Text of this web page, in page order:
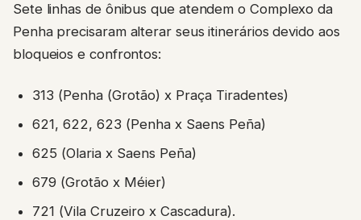
Sete linhas de ônibus que atendem o Complexo da
Penha precisaram alterar seus itinerários devido aos
bloqueios e confrontos:
313 (Penha (Grotão) x Praça Tiradentes)
621, 622, 623 (Penha x Saens Peña)
625 (Olaria x Saens Peña)
679 (Grotão x Méier)
721 (Vila Cruzeiro x Cascadura).